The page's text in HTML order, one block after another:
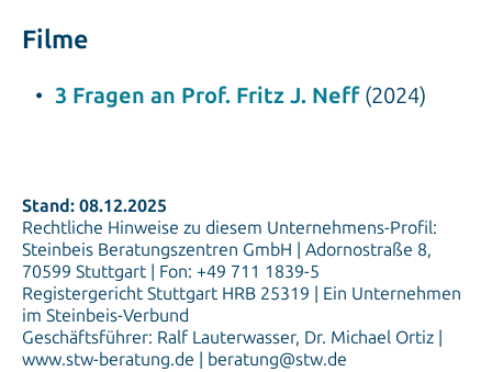
Filme
3 Fragen an Prof. Fritz J. Neff(2024)
Stand: 08.12.2025
Rechtliche Hinweise zu diesem Unternehmens-Profil:
Steinbeis Beratungszentren GmbH | Adornostraße 8,
70599 Stuttgart | Fon: +49 711 1839-5
Registergericht Stuttgart HRB 25319 | Ein Unternehmen
im Steinbeis-Verbund
Geschäftsführer: Ralf Lauterwasser, Dr. Michael Ortiz |
www.stw-beratung.de | beratung@stw.de